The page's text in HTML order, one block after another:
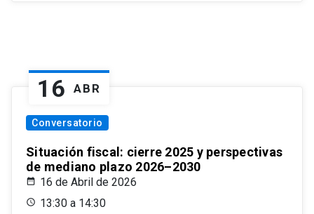
16 ABR
Conversatorio
Situación fiscal: cierre 2025 y perspectivas
de mediano plazo 2026–2030
16 de Abril de 2026
13:30 a 14:30